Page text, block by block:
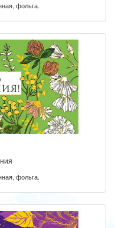
фольга.
фольга.